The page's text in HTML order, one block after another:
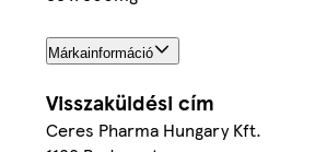
Márkainformáció
Visszaküldési cím
Ceres Pharma Hungary Kft.